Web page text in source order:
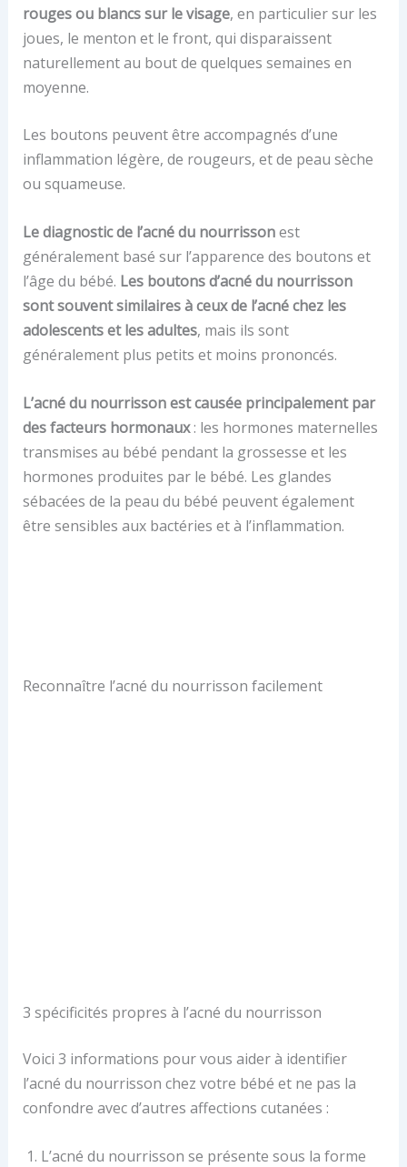
rouges ou blancs sur le visage, en particulier sur les
joues, le menton et le front, qui disparaissent
naturellement au bout de quelques semaines en
moyenne.
Les boutons peuvent être accompagnés d’une
inflammation légère, de rougeurs, et de peau sèche
ou squameuse.
Le diagnostic de l’acné du nourrissonest
généralement basé sur l’apparence des boutons et
l’âge du bébé. Les boutons d’acné du nourrisson
sont souvent similaires à ceux de l’acné chez les
adolescents et les adultes, mais ils sont
généralement plus petits et moins prononcés.
L’acné du nourrissonest causée principalement par
des facteurs hormonaux: les hormones maternelles
transmises au bébé pendant la grossesse et les
hormones produites par le bébé. Les glandes
sébacées de la peau du bébé peuvent également
être sensibles aux bactéries et à l’inflammation.
Reconnaître l’acné du nourrisson facilement
3 spécificités propres à l’acné du nourrisson
Voici 3 informations pour vous aider à identifier
l’acné du nourrisson chez votre bébé et ne pas la
confondre avec d’autres affections cutanées :
L’acné du nourrisson se présente sous la forme